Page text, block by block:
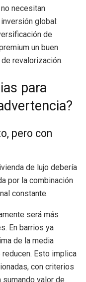
necesitan
global:
de
un buen
revalorización.
para
pero con
de lujo debería
por la combinación
constante.
será más
En barrios ya
de la media
Esto implica
con criterios
valor de